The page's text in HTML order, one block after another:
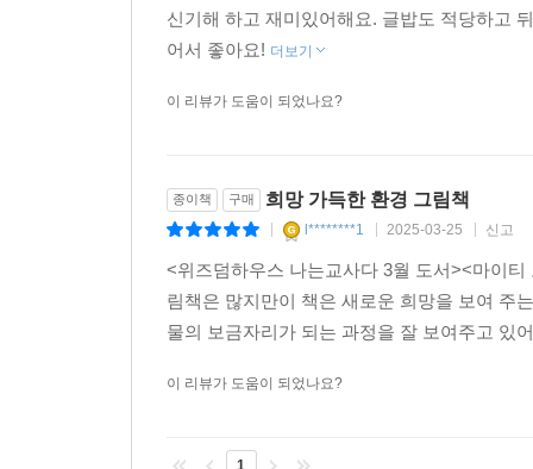
신기해 하고 재미있어해요. 글밥도 적당하고
어서 좋아요! 더보기
이 리뷰가 도움이 되었나요?
종이책 구매 희망 가득한 환경 그림책
l********1 2025-03-25 신고
<위즈덤하우스 나는교사다 3월 도서><마이
림책은 많지만이 책은 새로운 희망을 보여 주
물의 보금자리가 되는 과정을 잘 보여주고 있
이 리뷰가 도움이 되었나요?